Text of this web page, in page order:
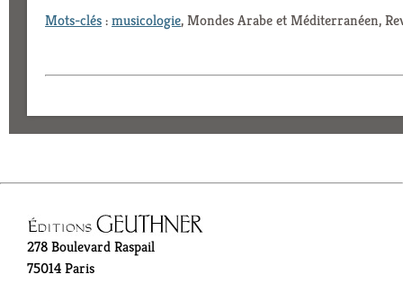
Mots-clés:musicologie, Mondes Arabe et Méditerranéen,
278 Boulevard Raspail
75014 Paris